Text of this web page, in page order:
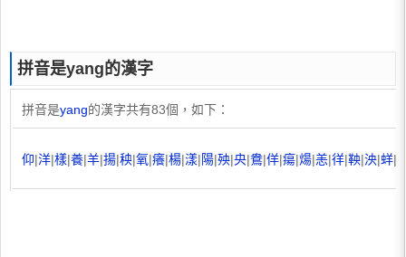
拼音是yang的漢字
拼音是yang的漢字共有83個，如下：
仰|洋|樣|養|羊|揚|秧|氧|癢|楊|漾|陽|殃|央|鴦|佯|瘍|煬|恙|徉|鞅|泱|蛘|